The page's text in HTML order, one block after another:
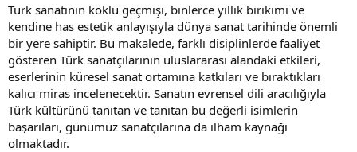
t
a
n
r
h
i
Türk sanatının köklü geçmişi, binlerce yıllık birikimi ve
kendine has estetik anlayışıyla dünya sanat tarihinde önemli
bir yere sahiptir. Bu makalede, farklı disiplinlerde faaliyet
gösteren Türk sanatçılarının uluslararası alandaki etkileri,
eserlerinin küresel sanat ortamına katkıları ve bıraktıkları
kalıcı miras incelenecektir. Sanatın evrensel dili aracılığıyla
Türk kültürünü tanıtan ve tanıtan bu değerli isimlerin
başarıları, günümüz sanatçılarına da ilham kaynağı
olmaktadır.